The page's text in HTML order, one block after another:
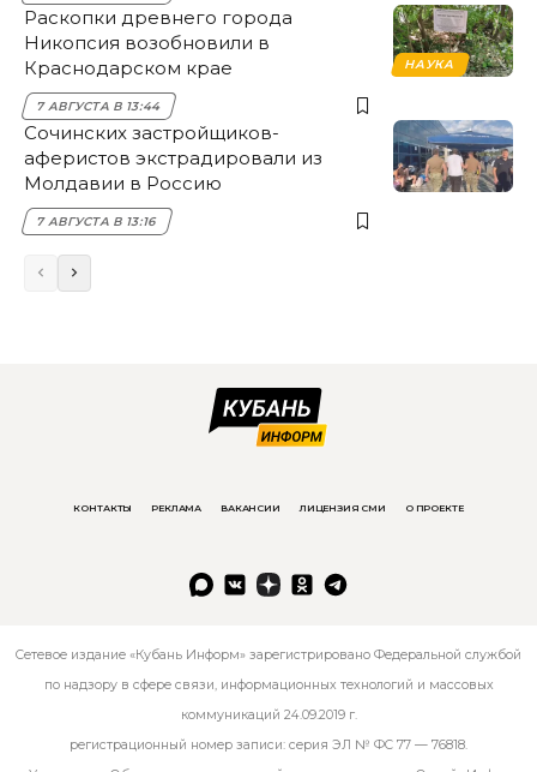
НАУКА
Раскопки древнего города
Никопсия возобновили в
Краснодарском крае
7 АВГУСТА В 13:44
Сочинских застройщиков-
аферистов экстрадировали из
Молдавии в Россию
7 АВГУСТА В 13:16
КОНТАКТЫ РЕКЛАМА ВАКАНСИИ ЛИЦЕНЗИЯ СМИ О ПРОЕКТЕ
Сетевое издание «Кубань Информ» зарегистрировано Федеральной службой
по надзору в сфере связи, информационных технологий и массовых
коммуникаций 24.09.2019 г.
регистрационный номер записи: серия ЭЛ № ФС 77 — 76818.